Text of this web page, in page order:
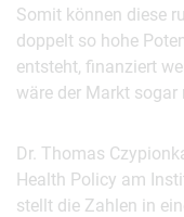
Somit können diese
doppelt so hohe
entsteht, finanziert
wäre der Markt sogar
Dr. Thomas
Health Policy am
stellt die Zahlen in